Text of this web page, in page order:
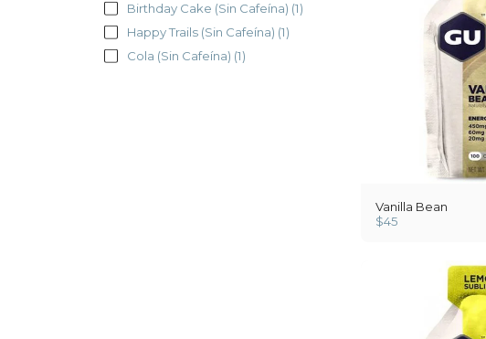
Birthday Cake (Sin Cafeína) (1)
Happy Trails (Sin Cafeína) (1)
Cola (Sin Cafeína) (1)
Vanilla Bean
$45